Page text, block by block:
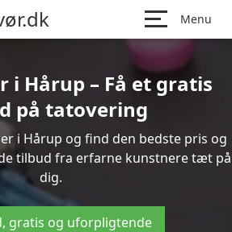
Menu
i Hårup – Få et gratis
på tatovering
i Hårup og find den bedste pris og
tilbud fra erfarne kunstnere tæt på
dig.
gratis og uforpligtende